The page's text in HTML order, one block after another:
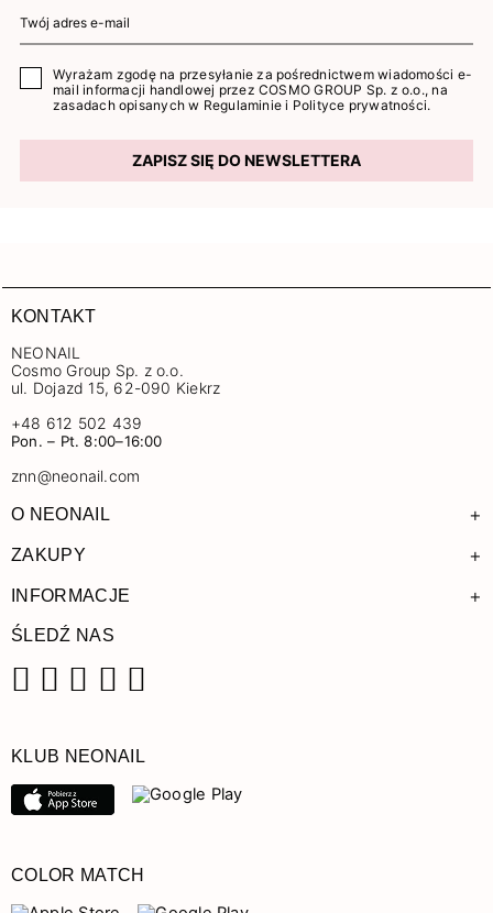
Wyrażam zgodę na przesyłanie za pośrednictwem wiadomości e-
mail informacji handlowej przez COSMO GROUP Sp. z o.o., na
zasadach opisanych w Regulaminie i Polityce prywatności.
ZAPISZ SIĘ DO NEWSLETTERA
KONTAKT
NEONAIL
Cosmo Group Sp. z o.o.
ul. Dojazd 15, 62-090 Kiekrz
+48 612 502 439
Pon. – Pt. 8:00–16:00
znn@neonail.com
O NEONAIL +
ZAKUPY +
INFORMACJE +
ŚLEDŹ NAS
KLUB NEONAIL
COLOR MATCH